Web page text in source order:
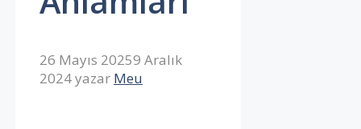
26 Mayıs 20259 Aralık
2024yazar Meu